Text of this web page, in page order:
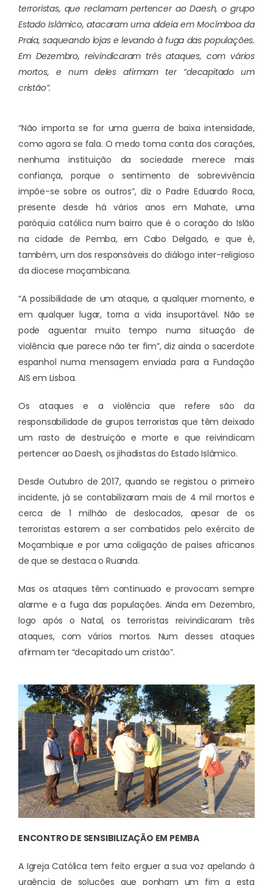
terroristas, que reclamam pertencer ao Daesh, o grupo
Estado Islâmico, atacaram uma aldeia em Mocímboa da
Praia, saqueando lojas e levando à fuga das populações.
Em Dezembro, reivindicaram três ataques, com vários
mortos, e num deles afirmam ter “decapitado um
cristão”.
“Não importa se for uma guerra de baixa intensidade,
como agora se fala. O medo toma conta dos corações,
nenhuma instituição da sociedade merece mais
confiança, porque o sentimento de sobrevivência
impõe-se sobre os outros”, diz o Padre Eduardo Roca,
presente desde há vários anos em Mahate, uma
paróquia católica num bairro que é o coração do Islão
na cidade de Pemba, em Cabo Delgado, e que é,
também, um dos responsáveis do diálogo inter-religioso
da diocese moçambicana.
“A possibilidade de um ataque, a qualquer momento, e
em qualquer lugar, torna a vida insuportável. Não se
pode aguentar muito tempo numa situação de
violência que parece não ter fim”, diz ainda o sacerdote
espanhol numa mensagem enviada para a Fundação
AIS em Lisboa.
Os ataques e a violência que refere são da
responsabilidade de grupos terroristas que têm deixado
um rasto de destruição e morte e que reivindicam
pertencer ao Daesh, os jihadistas do Estado Islâmico.
Desde Outubro de 2017, quando se registou o primeiro
incidente, já se contabilizaram mais de 4 mil mortos e
cerca de 1 milhão de deslocados, apesar de os
terroristas estarem a ser combatidos pelo exército de
Moçambique e por uma coligação de países africanos
de que se destaca o Ruanda.
Mas os ataques têm continuado e provocam sempre
alarme e a fuga das populações. Ainda em Dezembro,
logo após o Natal, os terroristas reivindicaram três
ataques, com vários mortos. Num desses ataques
afirmam ter “decapitado um cristão”.
ENCONTRO DE SENSIBILIZAÇÃO EM PEMBA
A Igreja Católica tem feito erguer a sua voz apelando à
urgência de soluções que ponham um fim a esta